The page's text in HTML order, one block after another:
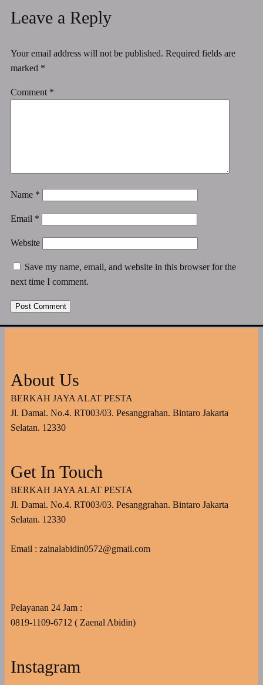
Leave a Reply
Your email address will not be published. Required fields are
marked *
Comment *
Name *
Email *
Website
Save my name, email, and website in this browser for the
next time I comment.
About Us
BERKAH JAYA ALAT PESTA
Jl. Damai. No.4. RT003/03. Pesanggrahan. Bintaro Jakarta
Selatan. 12330
Get In Touch
BERKAH JAYA ALAT PESTA
Jl. Damai. No.4. RT003/03. Pesanggrahan. Bintaro Jakarta
Selatan. 12330
Email : zainalabidin0572@gmail.com
Pelayanan 24 Jam :
0819-1109-6712 ( Zaenal Abidin)
Instagram